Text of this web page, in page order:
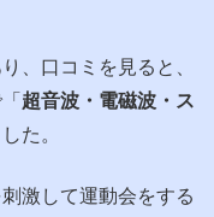
、口コミを見ると、
超音波・電磁波・ス
た。
激して運動会をする